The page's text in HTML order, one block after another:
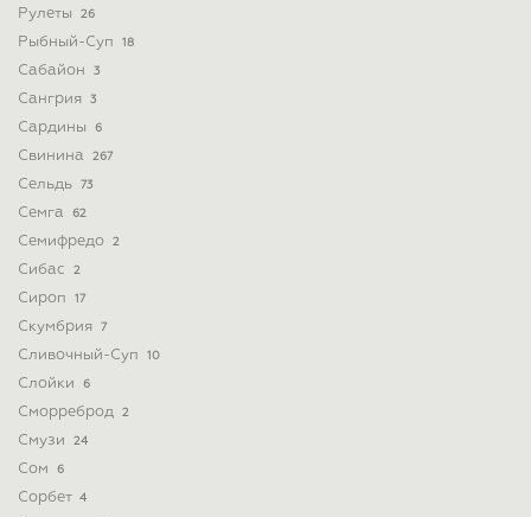
Рулеты 26
Рыбный-Суп 18
Сабайон 3
Сангрия 3
Сардины 6
Свинина 267
Сельдь 73
Семга 62
Семифредо 2
Сибас 2
Сироп 17
Скумбрия 7
Сливочный-Суп 10
Слойки 6
Сморреброд 2
Смузи 24
Сом 6
Сорбет 4